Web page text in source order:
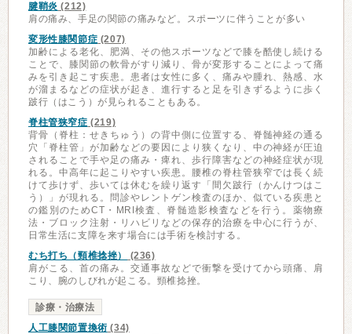
腱鞘炎 (212)
肩の痛み、手足の関節の痛みなど。スポーツに伴うことが多い
変形性膝関節症 (207)
加齢による老化、肥満、その他スポーツなどで膝を酷使し続ける
ことで、膝関節の軟骨がすり減り、骨が変形することによって痛
みを引き起こす疾患。患者は女性に多く、痛みや腫れ、熱感、水
が溜まるなどの症状が起き、進行すると足を引きずるように歩く
跛行（はこう）が見られることもある。
脊柱管狭窄症 (219)
背骨（脊柱：せきちゅう）の背中側に位置する、脊髄神経の通る
穴「脊柱管」が加齢などの要因により狭くなり、中の神経が圧迫
されることで手や足の痛み・痺れ、歩行障害などの神経症状が現
れる。中高年に起こりやすい疾患。腰椎の脊柱管狭窄では長く続
けて歩けず、歩いては休むを繰り返す「間欠跛行（かんけつはこ
う）」が現れる。問診やレントゲン検査のほか、似ている疾患と
の鑑別のためCT・MRI検査、脊髄造影検査などを行う。薬物療
法・ブロック注射・リハビリなどの保存的治療を中心に行うが、
日常生活に支障を来す場合には手術を検討する。
むち打ち（頸椎捻挫）
(236)
肩がこる、首の痛み。交通事故などで衝撃を受けてから頭痛、肩
こり、腕のしびれが起こる。頸椎捻挫。
診療・治療法
人工膝関節置換術 (34)